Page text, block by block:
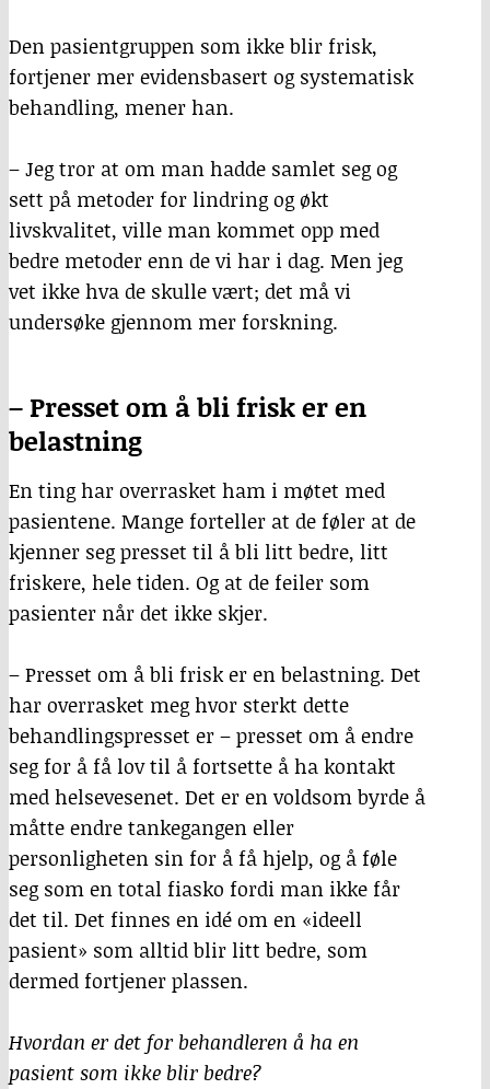
Den pasientgruppen som ikke blir frisk,
fortjener mer evidensbasert og systematisk
behandling, mener han.
– Jeg tror at om man hadde samlet seg og
sett på metoder for lindring og økt
livskvalitet, ville man kommet opp med
bedre metoder enn de vi har i dag. Men jeg
vet ikke hva de skulle vært; det må vi
undersøke gjennom mer forskning.
– Presset om å bli frisk er en
belastning
En ting har overrasket ham i møtet med
pasientene. Mange forteller at de føler at de
kjenner seg presset til å bli litt bedre, litt
friskere, hele tiden. Og at de feiler som
pasienter når det ikke skjer.
– Presset om å bli frisk er en belastning. Det
har overrasket meg hvor sterkt dette
behandlingspresset er – presset om å endre
seg for å få lov til å fortsette å ha kontakt
med helsevesenet. Det er en voldsom byrde å
måtte endre tankegangen eller
personligheten sin for å få hjelp, og å føle
seg som en total fiasko fordi man ikke får
det til. Det finnes en idé om en «ideell
pasient» som alltid blir litt bedre, som
dermed fortjener plassen.
Hvordan er det for behandleren å ha en
pasient som ikke blir bedre?